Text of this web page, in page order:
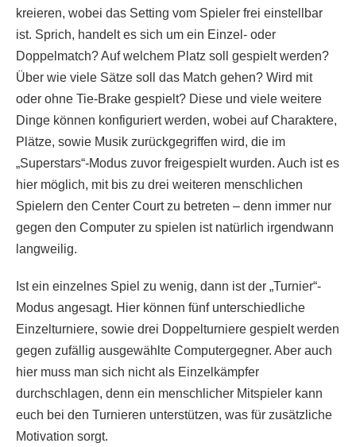
kreieren, wobei das Setting vom Spieler frei einstellbar
ist. Sprich, handelt es sich um ein Einzel- oder
Doppelmatch? Auf welchem Platz soll gespielt werden?
Über wie viele Sätze soll das Match gehen? Wird mit
oder ohne Tie-Brake gespielt? Diese und viele weitere
Dinge können konfiguriert werden, wobei auf Charaktere,
Plätze, sowie Musik zurückgegriffen wird, die im
„Superstars“-Modus zuvor freigespielt wurden. Auch ist es
hier möglich, mit bis zu drei weiteren menschlichen
Spielern den Center Court zu betreten – denn immer nur
gegen den Computer zu spielen ist natürlich irgendwann
langweilig.
Ist ein einzelnes Spiel zu wenig, dann ist der „Turnier“-
Modus angesagt. Hier können fünf unterschiedliche
Einzelturniere, sowie drei Doppelturniere gespielt werden
gegen zufällig ausgewählte Computergegner. Aber auch
hier muss man sich nicht als Einzelkämpfer
durchschlagen, denn ein menschlicher Mitspieler kann
euch bei den Turnieren unterstützen, was für zusätzliche
Motivation sorgt.